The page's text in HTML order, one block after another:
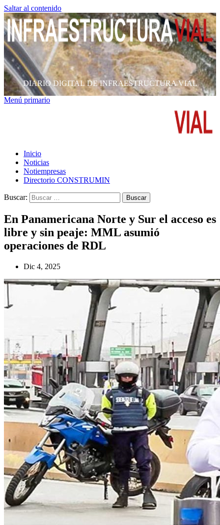
Saltar al contenido
DIARIO DIGITAL DE INFRAESTRUCTURA VIAL
Menú primario
Inicio
Noticias
Notiempresas
Directorio CONSTRUMIN
Buscar:
En Panamericana Norte y Sur el acceso es
libre y sin peaje: MML asumió
operaciones de RDL
Dic 4, 2025